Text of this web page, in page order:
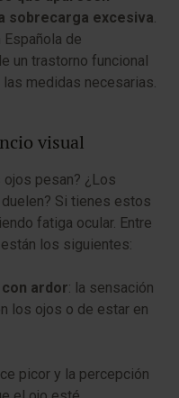
sobrecarga excesiva.
de
un trastorno funcional
medidas necesarias.
visual
pesan? ¿Los
Si tienes estos
fatiga ocular. Entre
están los siguientes:
ardor: la sensación
los ojos o de estar en
picor y la percepción